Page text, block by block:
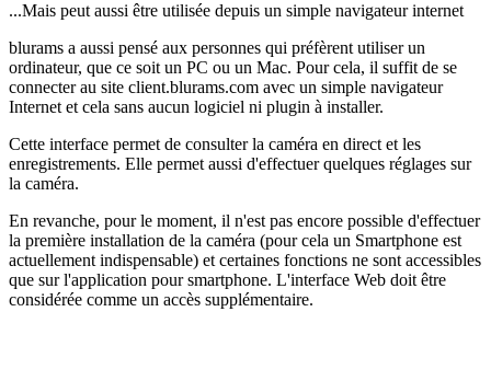
...Mais peut aussi être utilisée depuis un simple navigateur internet
blurams a aussi pensé aux personnes qui préfèrent utiliser un
ordinateur, que ce soit un PC ou un Mac. Pour cela, il suffit de se
connecter au site client.blurams.com avec un simple navigateur
Internetet cela sans aucun logiciel ni plugin à installer.
Cette interface permet de consulter la caméra en direct et les
enregistrements. Elle permet aussi d'effectuer quelques réglages sur
la caméra.
En revanche, pour le moment, il n'est pas encore possible d'effectuer
la première installation de la caméra (pour cela un Smartphone est
actuellement indispensable) et certaines fonctions ne sont accessibles
que sur l'application pour smartphone. L'interface Web doit être
considérée comme un accès supplémentaire.